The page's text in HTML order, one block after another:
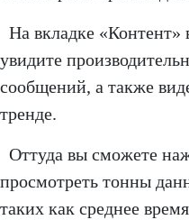
На вкладке
увидите
сообщений, а также
тренде.
Оттуда вы сможете
просмотреть тонны
таких как среднее